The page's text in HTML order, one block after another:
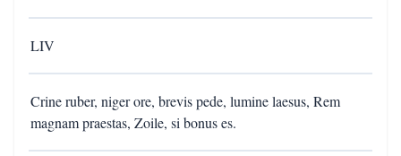
LIV
Crine ruber, niger ore, brevis pede, lumine laesus, Rem
magnam praestas, Zoile, si bonus es.